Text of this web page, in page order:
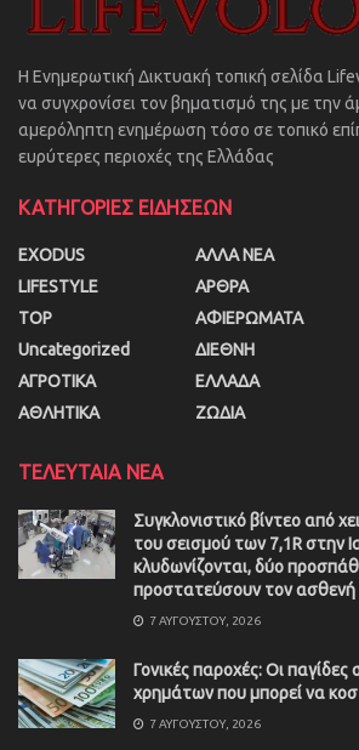
Η Ενημερωτική Δικτυακή τοπική σελίδα
να συγχρονίσει τον βηματισμό της με την
αμερόληπτη ενημέρωση τόσο σε τοπικό
ευρύτερες περιοχές της Ελλάδας
ΚΑΤΗΓΟΡΙΕΣ ΕΙΔΗΣΕΩΝ
EXODUS
LIFESTYLE
TOP
Uncategorized
ΑΓΡΟΤΙΚΑ
ΑΘΛΗΤΙΚΑ
ΑΛΛΑ ΝΕΑ
ΑΡΘΡΑ
ΑΦΙΕΡΩΜΑΤΑ
ΔΙΕΘΝΗ
ΕΛΛΑΔΑ
ΖΩΔΙΑ
ΤΕΛΕΥΤΑΙΑ ΝΕΑ
Συγκλονιστικό βίντεο από
του σεισμού των 7,1R στην
κλυδωνίζονται, δύο
προστατεύσουν τον ασθενή
7 ΑΥΓΟΎΣΤΟΥ, 2026
Γονικές παροχές: Οι
χρημάτων που μπορεί να
7 ΑΥΓΟΎΣΤΟΥ, 2026